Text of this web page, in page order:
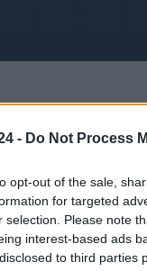
- Do Not Process
opt-out of the sale,
for targeted
selection. Please note
interest-based ads
to third parties